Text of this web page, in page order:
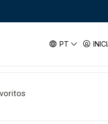
PT
bar trifásica GHP 8-15 XD
alta pressão